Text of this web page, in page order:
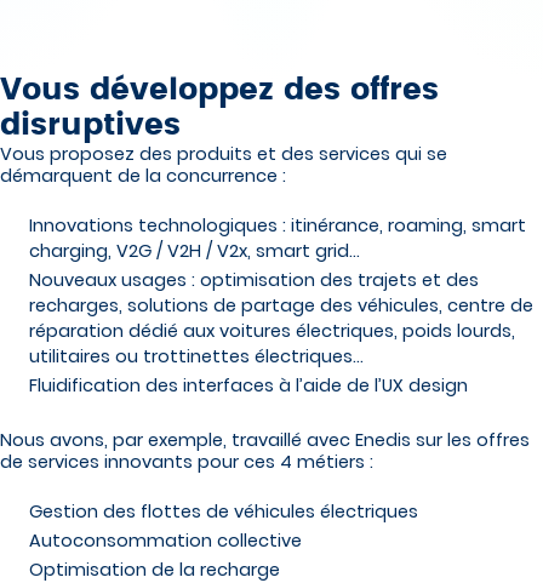
Vous développez des offres
disruptives
Vous proposez des produits et des services qui se
démarquent de la concurrence :
Innovations technologiques : itinérance, roaming, smart
charging, V2G / V2H / V2x, smart grid…
Nouveaux usages : optimisation des trajets et des
recharges, solutions de partage des véhicules, centre de
réparation dédié aux voitures électriques, poids lourds,
utilitaires ou trottinettes électriques…
Fluidification des interfaces à l’aide de l’UX design
Nous avons, par exemple, travaillé avec Enedis sur les offres
de services innovants pour ces 4 métiers :
Gestion des flottes de véhicules électriques
Autoconsommation collective
Optimisation de la recharge